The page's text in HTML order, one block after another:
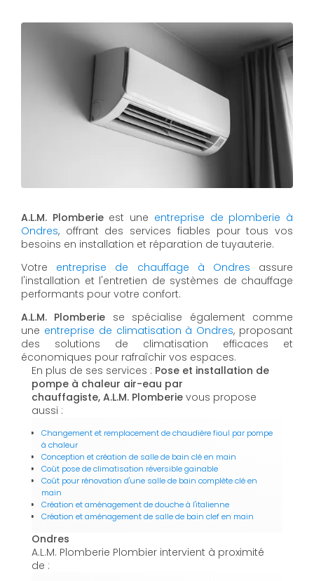
A.L.M. Plomberieest une entreprise de plomberie à
Ondres, offrant des services fiables pour tous vos
besoins en installation et réparation de tuyauterie.
Votre entreprise de chauffage à Ondres assure
l'installation et l'entretien de systèmes de chauffage
performants pour votre confort.
A.L.M. Plomberie se spécialise également comme
une entreprise de climatisation à Ondres, proposant
des solutions de climatisation efficaces et
économiques pour rafraîchir vos espaces.
En plus de ses services : Pose et installation de
pompe à chaleur air-eau par
chauffagiste, A.L.M. Plomberie vous propose
aussi :
Changement et remplacement de chaudière fioul par pompe
à chaleur
Conception et création de salle de bain clé en main
Coût pose de climatisation réversible gainable
Coût pour rénovation d'une salle de bain complète clé en
main
Création et aménagement de douche à l'italienne
Création et aménagement de salle de bain clef en main
Ondres
A.L.M. Plomberie Plombier intervient à proximité
de :